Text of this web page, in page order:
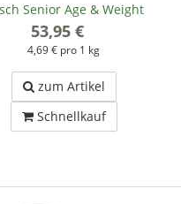
Senior Age & Weight
53,95 €
4,69 € pro 1 kg
zum Artikel
Schnellkauf